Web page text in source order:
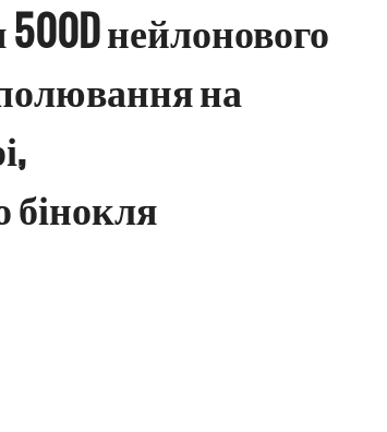
нейлонового
на
бінокля